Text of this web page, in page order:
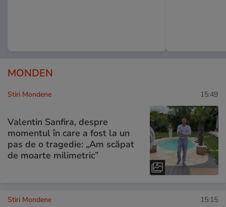
MONDEN
Stiri Mondene 15:49
Valentin Sanfira, despre
momentul în care a fost la un
pas de o tragedie: „Am scăpat
de moarte milimetric”
Stiri Mondene 15:15